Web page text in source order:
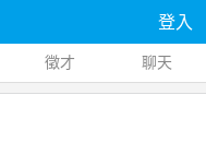
登入
徵才 聊天